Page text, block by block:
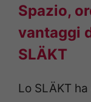
Spazio,
vantaggi
SLÄKT
Lo SLÄKT